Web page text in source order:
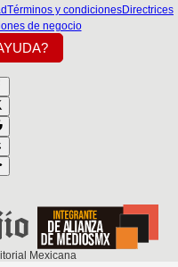
Términos y condicionesDirectrices
de negocio
Mexicana